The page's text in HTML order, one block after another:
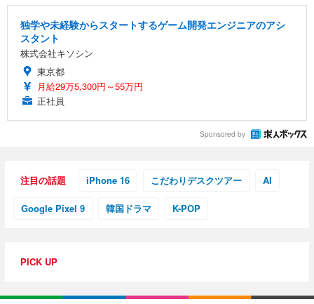
独学や未経験からスタートするゲーム開発エンジニアのアシ
スタント
株式会社キソシン
東京都
月給29万5,300円～55万円
正社員
Sponsored by
注目の話題 iPhone 16 こだわりデスクツアー AI
Google Pixel 9 韓国ドラマ K-POP
PICK UP